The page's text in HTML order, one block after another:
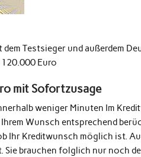
Testsieger und außerdem
Euro
mit Sofortzusage
weniger Minuten Im
Wunsch entsprechend
Ihr Kreditwunsch möglich ist.
brauchen folglich nur noch